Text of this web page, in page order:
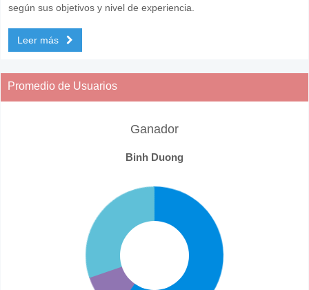
según sus objetivos y nivel de experiencia.
Leer más
Promedio de Usuarios
Ganador
Binh Duong